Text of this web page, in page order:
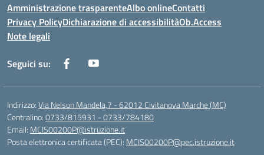
Amministrazione trasparenteAlbo onlineContatti
Privacy PolicyDichiarazione di accessibilitàOb.Access
Note legali
Seguici su:
Indirizzo:Via Nelson Mandela,7 - 62012 Civitanova Marche (MC)
Centralino:0733/815931 - 0733/784180
Email: MCIS00200P@istruzione.it
Posta elettronica certificata (PEC): MCIS00200P@pec.istruzione.it